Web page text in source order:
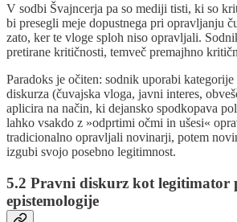
V sodbi Švajncerja pa so mediji tisti, ki so
bi presegli meje dopustnega pri opravljanju
zato, ker te vloge sploh niso opravljali.
pretirane kritičnosti, temveč premajhno
Paradoks je očiten: sodnik uporabi kategorije
diskurza (čuvajska vloga, javni interes,
aplicira na način, ki dejansko spodkopava
lahko vsakdo z »odprtimi očmi in ušesi«
tradicionalno opravljali novinarji, potem
izgubi svojo posebno legitimnost.
5.2 Pravni diskurz kot legitimator
epistemologije